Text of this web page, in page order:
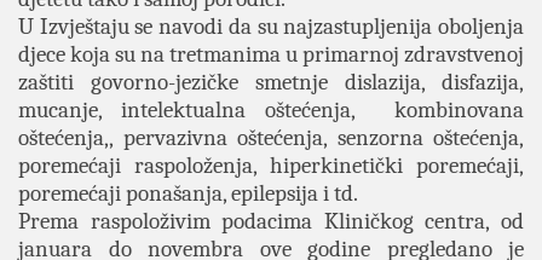
U Izvještaju se navodi da su najzastupljenija oboljenja
djece koja su na tretmanima u primarnoj zdravstvenoj
zaštiti govorno-jezičke smetnje dislazija, disfazija,
mucanje, intelektualna oštećenja, kombinovana
oštećenja,, pervazivna oštećenja, senzorna oštećenja,
poremećaji raspoloženja, hiperkinetički poremećaji,
poremećaji ponašanja, epilepsija i td.
Prema raspoloživim podacima Kliničkog centra, od
januara do novembra ove godine pregledano je